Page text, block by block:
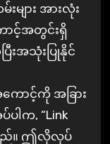
းများ အားလုံး
ာင့်အတွင်းရှိ
ြီးအသုံးပြုနိုင်
ောင့်ကို အခြား
က, “Link
သည်။ ဤလိုလုပ်